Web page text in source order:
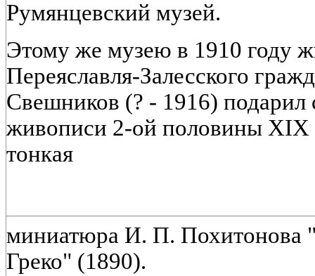
Румянцевский музей.
Этому же музею в 1910 году
Переяславля-Залесского
Свешников (? - 1916) подарил
живописи 2-ой половины XIX
тонкая
миниатюра И. П. Похитонова
Греко" (1890).